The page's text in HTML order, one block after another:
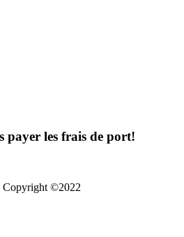
payer les frais de port!
Copyright ©2022